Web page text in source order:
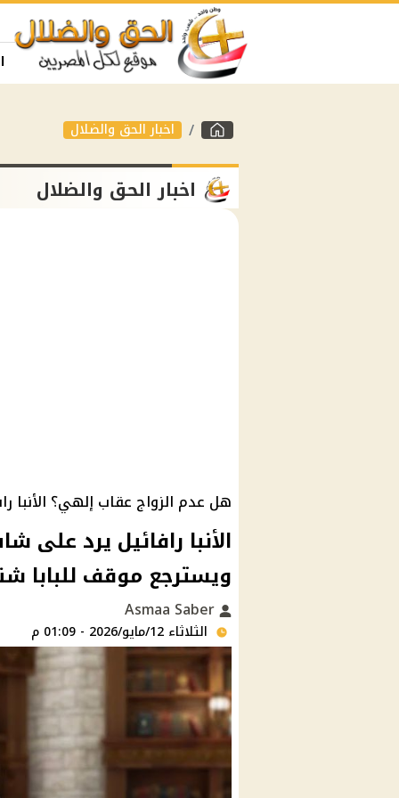
اخبار الحق والضلال
اخبار الحق والضلال
هل عدم الزواج عقاب إلهي؟ الأنبا
الأنبا رافائيل يرد
ويسترجع موقف للبابا
الثلاثاء 12/مايو/2026 - 01:09 م